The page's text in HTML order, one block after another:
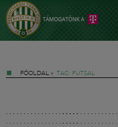
FŐOLDAL » TAG: FUTSAL